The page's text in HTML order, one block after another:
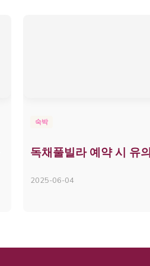
숙박
독채풀빌라 예약 시 유
2025-06-04